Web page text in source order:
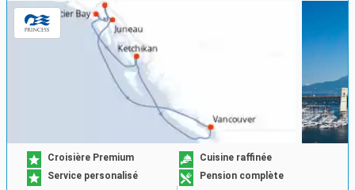
Croisière Premium
Cuisine raffinée
Service personalisé
Pension complète